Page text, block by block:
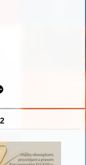
Stefana Wyszyńskiego